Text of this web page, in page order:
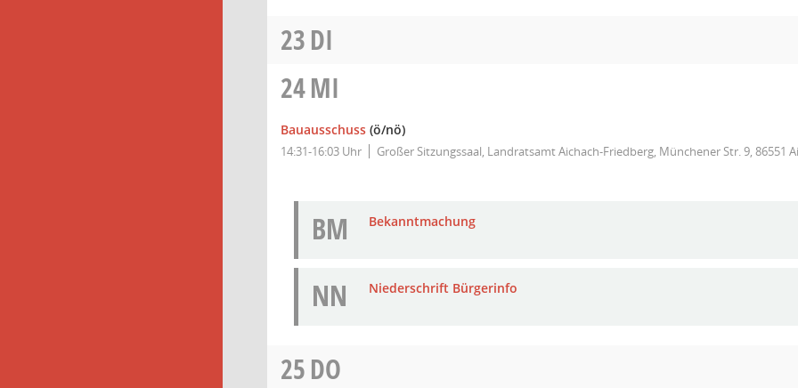
23DI
24MI
Bauausschuss (ö/nö)
14:31-16:03 Uhr Großer Sitzungssaal, Landratsamt Aichach-Friedberg, Münchener Str. 9, 86551
BM Bekanntmachung
NN Niederschrift Bürgerinfo
25DO